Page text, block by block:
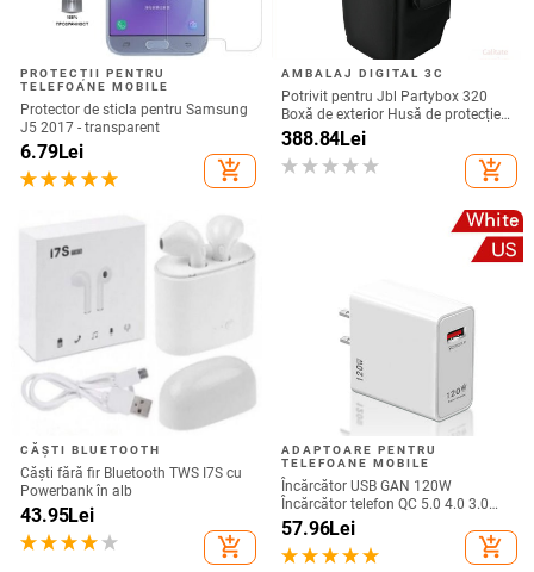
PROTECȚII PENTRU
TELEFOANE MOBILE
Protector de sticla pentru Samsung
J5 2017 - transparent
6.79Lei
add_shopping_cart
AMBALAJ DIGITAL 3C
Potrivit pentru Jbl Partybox 320
Boxă de exterior Husă de protecție
Stage 320 Audio Trolley Carcasă
anti-praf Husă
388.84Lei
add_shopping_cart
CĂȘTI BLUETOOTH
Căști fără fir Bluetooth TWS I7S cu
Powerbank în alb
43.95Lei
add_shopping_cart
ADAPTOARE PENTRU
TELEFOANE MOBILE
Încărcător USB GAN 120W
Încărcător telefon QC 5.0 4.0 3.0
Adaptor de încărcare rapidă pentru
iPhone 14 13 12 Samsung Huawei
realme încărcător usb
57.96Lei
add_shopping_cart